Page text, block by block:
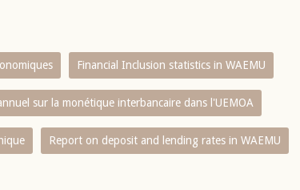
Financial Inclusion statistics in WAEMU
sur la monétique interbancaire dans l'UEMOA
Report on deposit and lending rates in WAEMU